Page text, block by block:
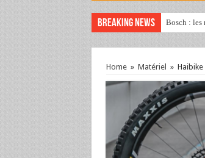
Breaking News Bosch : les
Home » Matériel » Haibike